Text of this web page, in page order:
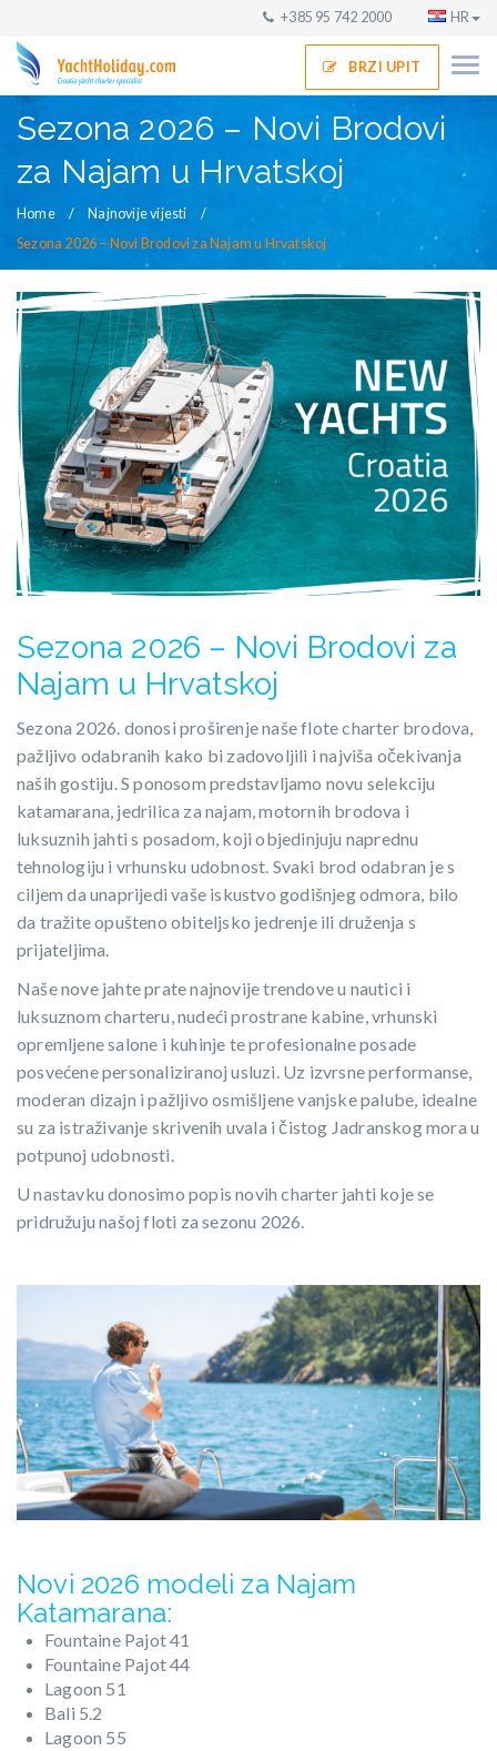
+385 95 742 2000 HR
BRZI UPIT
Sezona 2026 – Novi Brodovi
za Najam u Hrvatskoj
Home
Najnovije vijesti
Sezona 2026 – Novi Brodovi za Najam u Hrvatskoj
Sezona 2026 – Novi Brodovi za
Najam u Hrvatskoj
Sezona 2026. donosi proširenje naše flote charter brodova,
pažljivo odabranih kako bi zadovoljili i najviša očekivanja
naših gostiju. S ponosom predstavljamo novu selekciju
katamarana, jedrilica za najam, motornih brodova i
luksuznih jahti s posadom, koji objedinjuju naprednu
tehnologiju i vrhunsku udobnost. Svaki brod odabran je s
ciljem da unaprijedi vaše iskustvo godišnjeg odmora, bilo
da tražite opušteno obiteljsko jedrenje ili druženja s
prijateljima.
Naše nove jahte prate najnovije trendove u nautici i
luksuznom charteru, nudeći prostrane kabine, vrhunski
opremljene salone i kuhinje te profesionalne posade
posvećene personaliziranoj usluzi. Uz izvrsne performanse,
moderan dizajn i pažljivo osmišljene vanjske palube, idealne
su za istraživanje skrivenih uvala i čistog Jadranskog mora u
potpunoj udobnosti.
U nastavku donosimo popis novih charter jahti koje se
pridružuju našoj floti za sezonu 2026.
Novi 2026 modeli za Najam
Katamarana:
Fountaine Pajot 41
Fountaine Pajot 44
Lagoon 51
Bali 5.2
Lagoon 55